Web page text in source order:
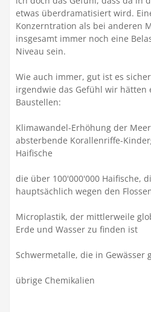
etwas überdramatisiert wird.
Konzerntration als bei anderen
insgesamt immer noch eine
Niveau sein.
Wie auch immer, gut ist es
irgendwie das Gefühl wir hätten
Baustellen:
Klimawandel-Erhöhung der
absterbende Korallenriffe-
Haifische
die über 100'000'000 Haifische,
hauptsächlich wegen den
Microplastik, der mittlerweile
Erde und Wasser zu finden ist
Schwermetalle, die in Gewässer
übrige Chemikalien